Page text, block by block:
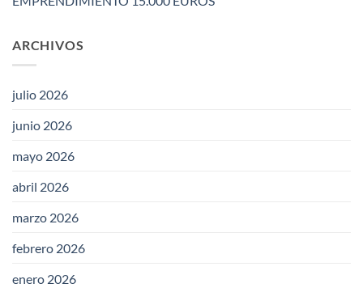
ARCHIVOS
julio 2026
junio 2026
mayo 2026
abril 2026
marzo 2026
febrero 2026
enero 2026